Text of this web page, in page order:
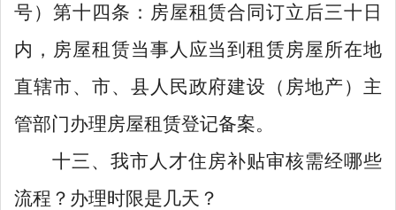
号）第十四条：房屋租赁合同订立后三十日
内，房屋租赁当事人应当到租赁房屋所在地
直辖市、市、县人民政府建设（房地产）主
管部门办理房屋租赁登记备案。
十三、我市人才住房补贴审核需经哪些
流程？办理时限是几天？